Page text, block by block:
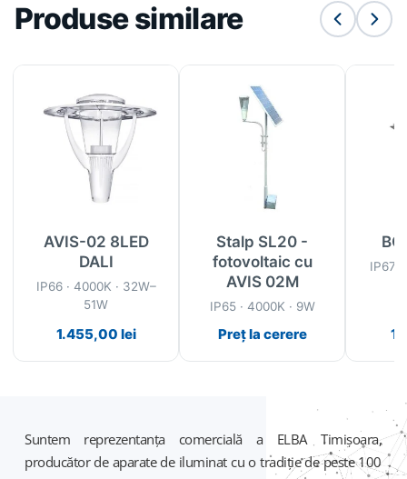
Produse similare
AVIS-02 8LED
DALI
IP66 · 4000K · 32W–
51W
1.455,00 lei
Stalp SL20 -
fotovoltaic cu
AVIS 02M
IP65 · 4000K · 9W
Preț la cerere
IP67
Suntem reprezentanța comercială a ELBA Timișoara,
producător de aparate de iluminat cu o tradiție de peste 100